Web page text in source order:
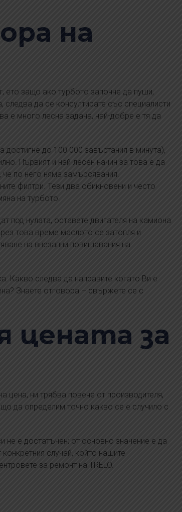
на
ето защо ако турбото започне да пуши,
следва да се консултирате със специалисти
е много лесна задача, най-добре е тя да
до 100 000 завъртания в минута),
Първият и най-лесен начин за това е да
по него няма замърсявания.
филтри. Тези два обикновени и често
на турбото.
под нулата, оставете двигателя на камиона
това време маслото се затопля и
на внезапни повишавания на
Какво следва да направите когато Ви е
Знаете отговора – свържете се с
цената за
цена, ни трябва повече от производителя,
да определим точно какво се е случило с
е достатъчен; от основно значение е да
случай, който нашите
за ремонт на TRELO.